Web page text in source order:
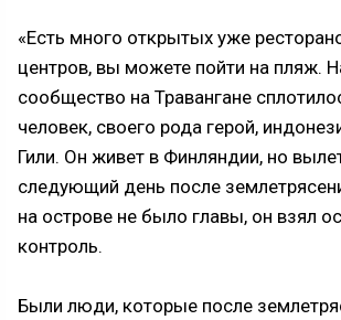
«Есть много открытых уже
центров, вы можете пойти на пляж.
сообщество на Травангане
человек, своего рода герой,
Гили. Он живет в Финляндии, но
следующий день после
на острове не было главы, он взял
контроль.
Были люди, которые после